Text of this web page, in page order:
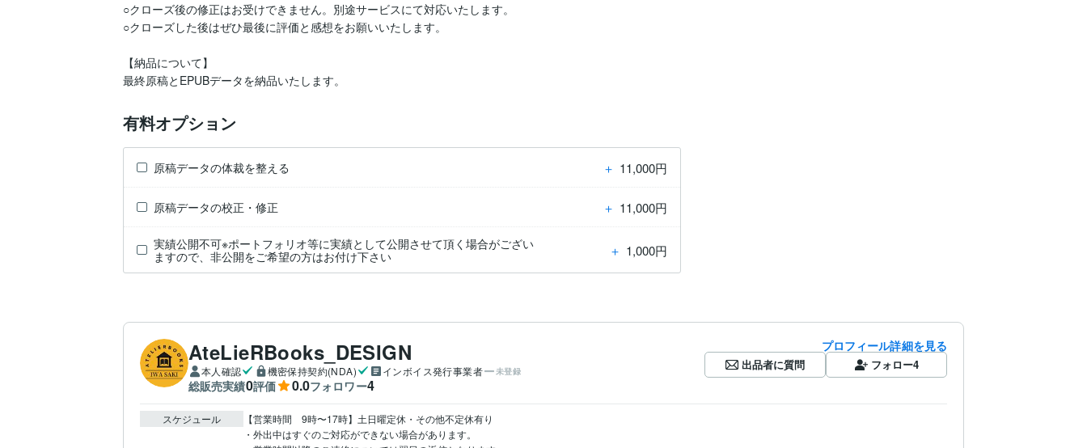
○クローズ後の修正はお受けできません。別途サービスにて対応いたします。
○クローズした後はぜひ最後に評価と感想をお願いいたします。
【納品について】
最終原稿とEPUBデータを納品いたします。
有料オプション
原稿データの体裁を整える ＋ 11,000円
原稿データの校正・修正 ＋ 11,000円
実績公開不可※ポートフォリオ等に実績として公開させて頂く場合がござい
ますので、非公開をご希望の方はお付け下さい
＋ 1,000円
AteLieRBooks_DESIGN
本人確認 機密保持契約(NDA) インボイス発行事業者 未登録
総販売実績0評価 0.0フォロワー4
プロフィール詳細を見る
出品者に質問 フォロー4
スケジュール
【営業時間　9時〜17時】土日曜定休・その他不定休有り
・外出中はすぐのご対応ができない場合があります。